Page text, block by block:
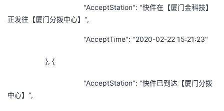
"AcceptStation": "快件在【厦门金科技】
正发往【厦门分拨中心】",
"AcceptTime": "2020-02-22 15:21:23"
}, {
"AcceptStation": "快件已到达【厦门分拨
中心】",